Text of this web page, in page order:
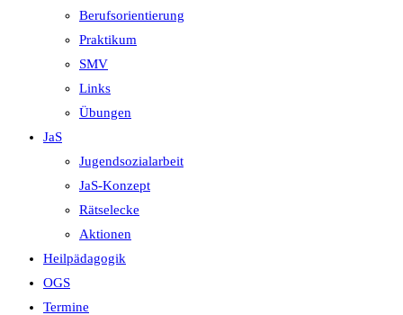
Berufsorientierung
Praktikum
SMV
Links
Übungen
JaS
Jugendsozialarbeit
JaS-Konzept
Rätselecke
Aktionen
Heilpädagogik
OGS
Termine